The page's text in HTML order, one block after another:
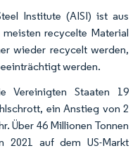
Institute (AISI) ist aus
recycelte Material
wieder recycelt werden,
werden.
Vereinigten Staaten 19
ein Anstieg von 2
Über 46 Millionen Tonnen
2021 auf dem US-Markt